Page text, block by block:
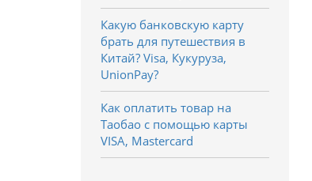
Какую банковскую карту
брать для путешествия в
Китай? Visa, Кукуруза,
UnionPay?
Как оплатить товар на
Таобао с помощью карты
VISA, Mastercard